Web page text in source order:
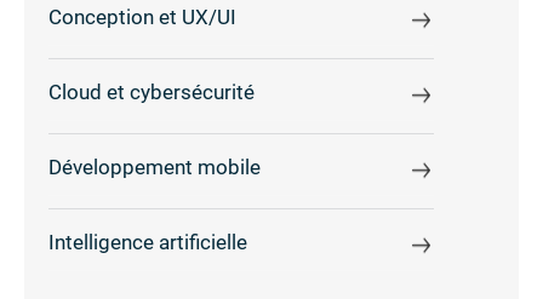
Conception et UX/UI
Cloud et cybersécurité
Développement mobile
Intelligence artificielle